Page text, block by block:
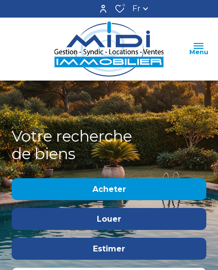
0 Fr
Menu
Votre recherche
de biens
Acheter
De l'immo pro
Louer
De l'immo pro
Estimer